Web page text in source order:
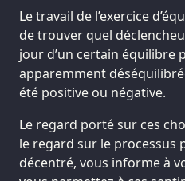
Le travail de l’exercice
de trouver quel
jour d’un certain équilibre
apparemment
été positive ou négative.
Le regard porté sur ces
le regard sur le processus
décentré, vous informe à